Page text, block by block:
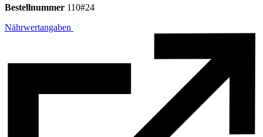
Bestellnummer 110#24
Nährwertangaben